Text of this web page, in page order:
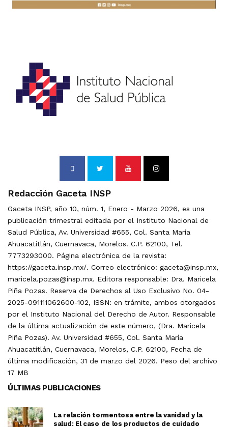
Redacción Gaceta INSP
Gaceta INSP, año 10, núm. 1, Enero - Marzo 2026, es una
publicación trimestral editada por el Instituto Nacional de
Salud Pública, Av. Universidad #655, Col. Santa María
Ahuacatitlán, Cuernavaca, Morelos. C.P. 62100, Tel.
7773293000. Página electrónica de la revista:
https://gaceta.insp.mx/. Correo electrónico: gaceta@insp.mx,
maricela.pozas@insp.mx. Editora responsable: Dra. Maricela
Piña Pozas. Reserva de Derechos al Uso Exclusivo No. 04-
2025-091111062600-102, ISSN: en trámite, ambos otorgados
por el Instituto Nacional del Derecho de Autor. Responsable
de la última actualización de este número, (Dra. Maricela
Piña Pozas). Av. Universidad #655, Col. Santa María
Ahuacatitlán, Cuernavaca, Morelos, C.P. 62100, Fecha de
última modificación, 31 de marzo del 2026. Peso del archivo
17 MB
ÚLTIMAS PUBLICACIONES
La relación tormentosa entre la vanidad y la
salud: El caso de los productos de cuidado